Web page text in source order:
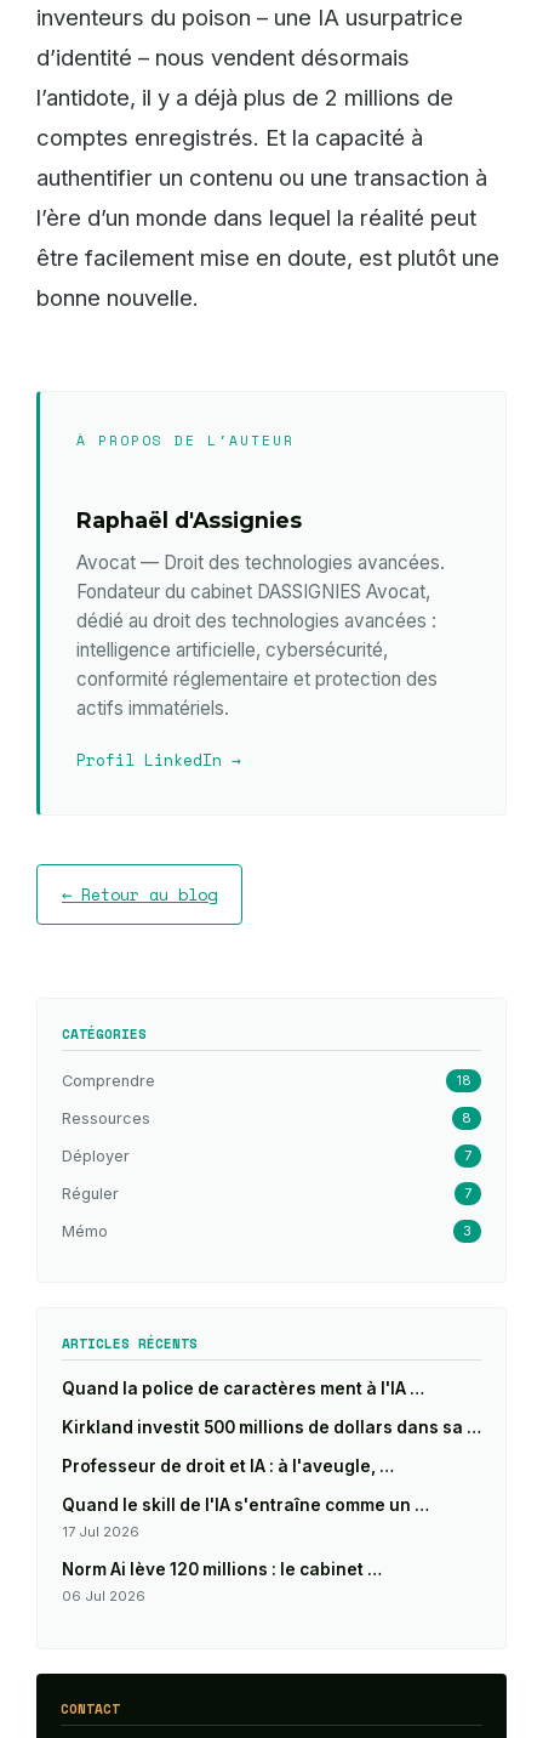
inventeurs du poison – une IA usurpatrice
d’identité – nous vendent désormais
l’antidote, il y a déjà plus de 2 millions de
comptes enregistrés. Et la capacité à
authentifier un contenu ou une transaction à
l’ère d’un monde dans lequel la réalité peut
être facilement mise en doute, est plutôt une
bonne nouvelle.
À PROPOS DE L'AUTEUR
Raphaël d'Assignies
Avocat — Droit des technologies avancées.
Fondateur du cabinet DASSIGNIES Avocat,
dédié au droit des technologies avancées :
intelligence artificielle, cybersécurité,
conformité réglementaire et protection des
actifs immatériels.
Profil LinkedIn →
← Retour au blog
CATÉGORIES
Comprendre 18
Ressources 8
Déployer 7
Réguler 7
Mémo 3
ARTICLES RÉCENTS
Quand la police de caractères ment à l'IA …
Kirkland investit 500 millions de dollars dans sa …
Professeur de droit et IA : à l'aveugle, …
Quand le skill de l'IA s'entraîne comme un …
17 Jul 2026
Norm Ai lève 120 millions : le cabinet …
06 Jul 2026
CONTACT